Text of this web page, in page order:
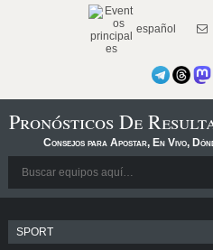
español
Pronósticos De
Consejos para Apostar, En Vivo,